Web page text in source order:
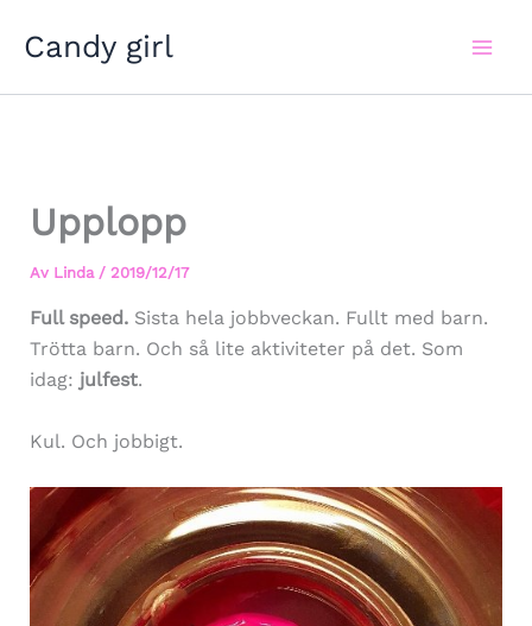
Candy girl
Upplopp
Av Linda / 2019/12/17
Full speed. Sista hela jobbveckan. Fullt med barn.
Trötta barn. Och så lite aktiviteter på det. Som
idag: julfest.
Kul. Och jobbigt.